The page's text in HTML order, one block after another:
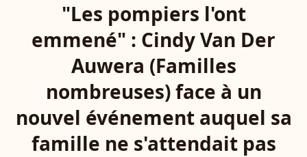
"Les pompiers l'ont
emmené" : Cindy Van Der
Auwera (Familles
nombreuses) face à un
nouvel événement auquel sa
famille ne s'attendait pas